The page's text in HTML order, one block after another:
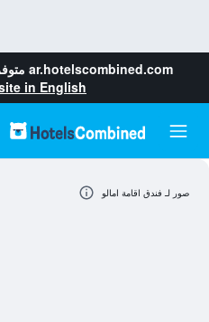
ar.hotelscombined.com
in English
صور لـ فندق اقامة امالو